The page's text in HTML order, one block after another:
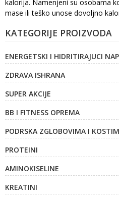
KATEGORIJE PROIZVODA
ENERGETSKI I HIDRITIRAJUCI
ZDRAVA ISHRANA
SUPER AKCIJE
BB I FITNESS OPREMA
PODRSKA ZGLOBOVIMA I
PROTEINI
AMINOKISELINE
KREATINI
kalorija. Namenjeni su osobama
mase ili teško unose dovoljno